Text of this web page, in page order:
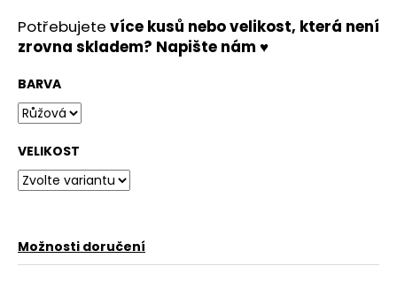
Potřebujete více kusů nebo velikost, která není
zrovna skladem? Napište nám ♥
BARVA
VELIKOST
Možnosti doručení